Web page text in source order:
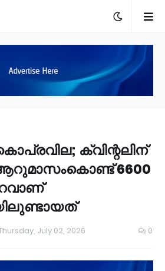
ക്വിന്റലിന്
6600
July 02, 2026 0